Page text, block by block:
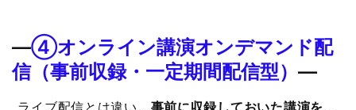
―④オンライン講演オンデマンド配
信（事前収録・一定期間配信型） ―
ライブ配信とは違い、 事前に収録しておいた講演を、